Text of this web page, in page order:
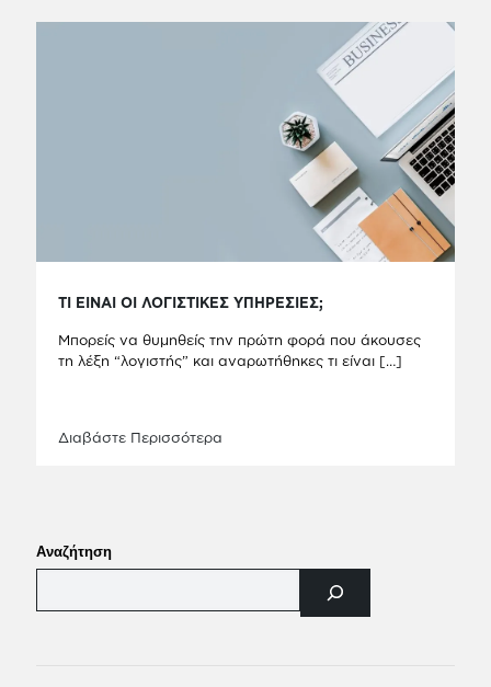
ΤΙ ΕΙΝΑΙ ΟΙ ΛΟΓΙΣΤΙΚΕΣ ΥΠΗΡΕΣΙΕΣ;
Μπορείς να θυμηθείς την πρώτη φορά που άκουσες
τη λέξη “λογιστής” και αναρωτήθηκες τι είναι […]
Διαβάστε Περισσότερα
Αναζήτηση